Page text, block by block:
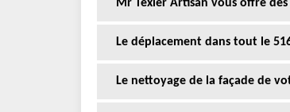
Mr Texier Artisan vous offre
Le déplacement dans tout le
Le nettoyage de la façade de